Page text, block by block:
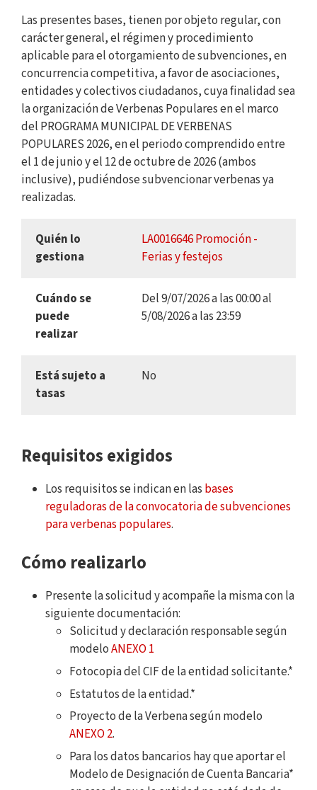
Las presentes bases, tienen por objeto regular, con
carácter general, el régimen y procedimiento
aplicable para el otorgamiento de subvenciones, en
concurrencia competitiva, a favor de asociaciones,
entidades y colectivos ciudadanos, cuya finalidad sea
la organización de Verbenas Populares en el marco
del PROGRAMA MUNICIPAL DE VERBENAS
POPULARES 2026, en el periodo comprendido entre
el 1 de junio y el 12 de octubre de 2026 (ambos
inclusive), pudiéndose subvencionar verbenas ya
realizadas.
Quién lo
gestiona
LA0016646 Promoción -
Ferias y festejos
Cuándo se
puede
realizar
Del 9/07/2026 a las 00:00 al
5/08/2026 a las 23:59
Está sujeto a
tasas
No
Requisitos exigidos
Los requisitos se indican en las bases
reguladoras de la convocatoria de subvenciones
para verbenas populares.
Cómo realizarlo
Presente la solicitud y acompañe la misma con la
siguiente documentación:
Solicitud y declaración responsable según
modeloANEXO 1
Fotocopia del CIF de la entidad solicitante.*
Estatutos de la entidad.*
Proyecto de la Verbena según modelo
ANEXO 2.
Para los datos bancarios hay que aportar el
Modelo de Designación de Cuenta Bancaria*